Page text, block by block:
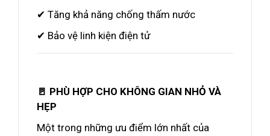
✔ Tăng khả năng chống thấm nước
✔ Bảo vệ linh kiện điện tử
🚪 PHÙ HỢP CHO KHÔNG GIAN NHỎ VÀ
HẸP
Một trong những ưu điểm lớn nhất của